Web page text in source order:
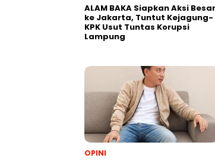
ALAM BAKA Siapkan Aksi Besar
ke Jakarta, Tuntut Kejagung-
KPK Usut Tuntas Korupsi
Lampung
OPINI